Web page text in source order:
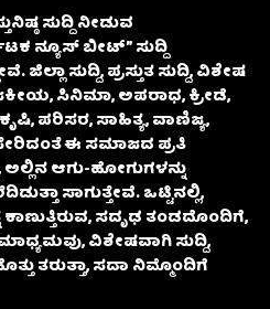
ಸುದ್ದಿ ನೀಡುವ
ನ್ಯೂಸ್ ಬೀಟ್” ಸುದ್ದಿ
ಜಿಲ್ಲಾ ಸುದ್ದಿ, ಪ್ರಸ್ತುತ ಸುದ್ದಿ, ವಿಶೇಷ
ಸಿನಿಮಾ, ಅಪರಾಧ, ಕ್ರೀಡೆ,
ಪರಿಸರ, ಸಾಹಿತ್ಯ, ವಾಣಿಜ್ಯ,
ಈ ಸಮಾಜದ ಪ್ರತಿ
ಅಲ್ಲಿನ ಆಗು-ಹೋಗುಗಳನ್ನು
ಸಾಗುತ್ತೇವೆ. ಒಟ್ಟಿನಲ್ಲಿ,
ಸದೃಢ ತಂಡದೊಂದಿಗೆ,
ವಿಶೇಷವಾಗಿ ಸುದ್ದಿ,
ತರುತ್ತಾ, ಸದಾ ನಿಮ್ಮೊಂದಿಗೆ